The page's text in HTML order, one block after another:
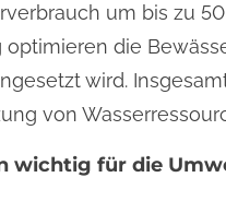
um bis zu
die
wird.
von
wichtig für die